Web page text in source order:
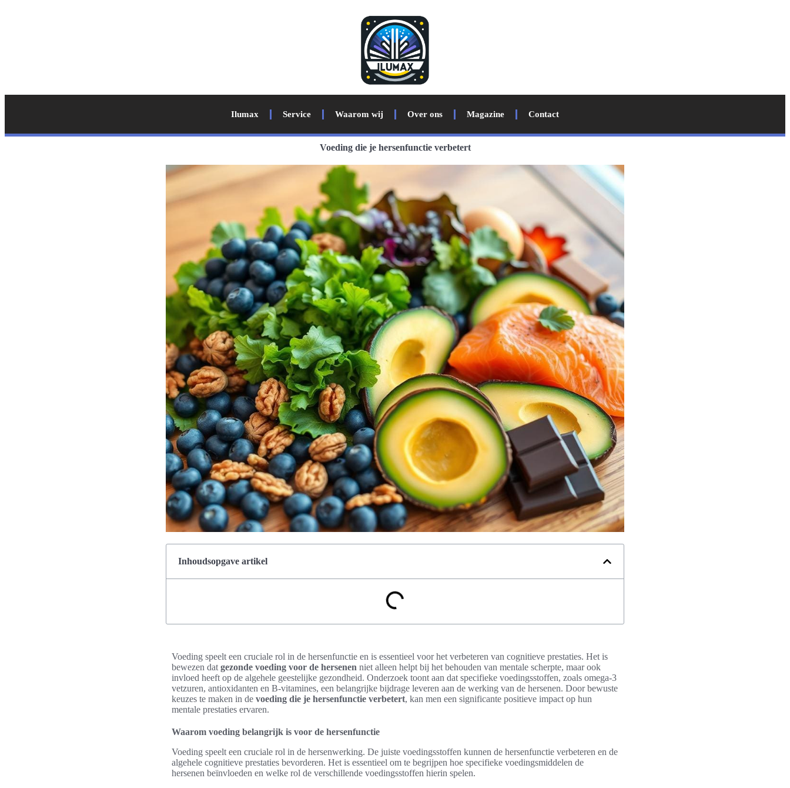
Ilumax Service Waarom wij Over ons Magazine Contact
Voeding die je hersenfunctie verbetert
Inhoudsopgave artikel
Voeding speelt een cruciale rol in de hersenfunctie en is essentieel voor het verbeteren van cognitieve prestaties. Het is
bewezen dat gezonde voeding voor de hersenen niet alleen helpt bij het behouden van mentale scherpte, maar ook
invloed heeft op de algehele geestelijke gezondheid. Onderzoek toont aan dat specifieke voedingsstoffen, zoals omega-3
vetzuren, antioxidanten en B-vitamines, een belangrijke bijdrage leveren aan de werking van de hersenen. Door bewuste
keuzes te maken in de voeding die je hersenfunctie verbetert, kan men een significante positieve impact op hun
mentale prestaties ervaren.
Waarom voeding belangrijk is voor de hersenfunctie
Voeding speelt een cruciale rol in de hersenwerking. De juiste voedingsstoffen kunnen de hersenfunctie verbeteren en de
algehele cognitieve prestaties bevorderen. Het is essentieel om te begrijpen hoe specifieke voedingsmiddelen de
hersenen beïnvloeden en welke rol de verschillende voedingsstoffen hierin spelen.